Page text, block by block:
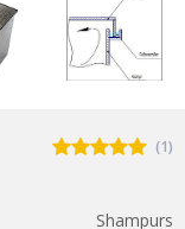
(1)
Shampurs